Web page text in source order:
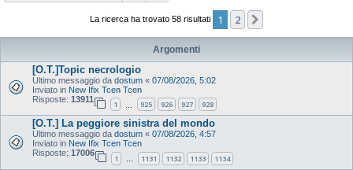
La ricerca ha trovato 58 risultati 1 2
Argomenti
[O.T.]Topic necrologio
Ultimo messaggio da dostum « 07/08/2026, 5:02
Inviato in New Ifix Tcen Tcen
Risposte: 13911
1 925 926 927 928
[O.T.] La peggiore sinistra del mondo
Ultimo messaggio da dostum « 07/08/2026, 4:57
Inviato in New Ifix Tcen Tcen
Risposte: 17006
1 … 1131 1132 1133 1134